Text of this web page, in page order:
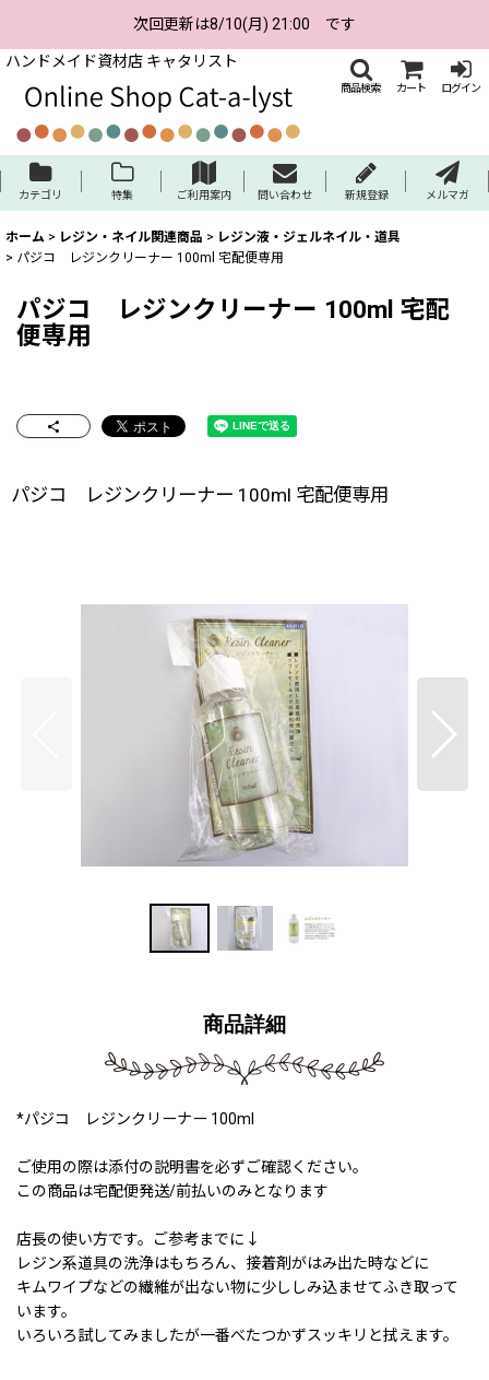
次回更新は8/10(月) 21:00 です
ハンドメイド資材店 キャタリスト
商品検索 カート ログイン
カテゴリ 特集 ご利用案内 問い合わせ 新規登録 メルマガ
ホーム > レジン・ネイル関連商品 > レジン液・ジェルネイル・道具
> パジコ レジンクリーナー 100ml 宅配便専用
パジコ レジンクリーナー 100ml 宅配
便専用
パジコ レジンクリーナー 100ml 宅配便専用
商品詳細
*パジコ レジンクリーナー 100ml
ご使用の際は添付の説明書を必ずご確認ください。
この商品は宅配便発送/前払いのみとなります
店長の使い方です。ご参考までに↓
レジン系道具の洗浄はもちろん、接着剤がはみ出た時などに
キムワイプなどの繊維が出ない物に少ししみ込ませてふき取って
います。
いろいろ試してみましたが一番べたつかずスッキリと拭えます。